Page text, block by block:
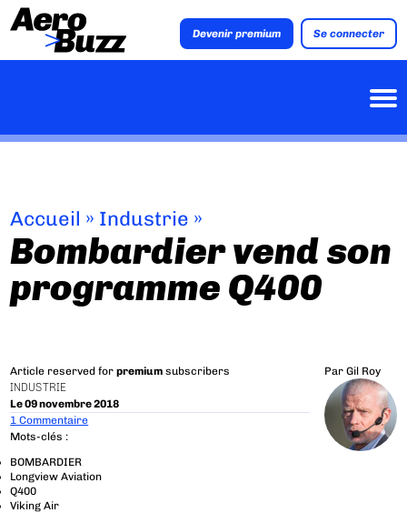
Devenir premium Se connecter
Accueil » Industrie »
Bombardier vend son
programme Q400
Article reserved forpremium subscribers
INDUSTRIE
Le 09 novembre 2018
Par Gil Roy
1 Commentaire
Mots-clés :
BOMBARDIER
Longview Aviation
Q400
Viking Air